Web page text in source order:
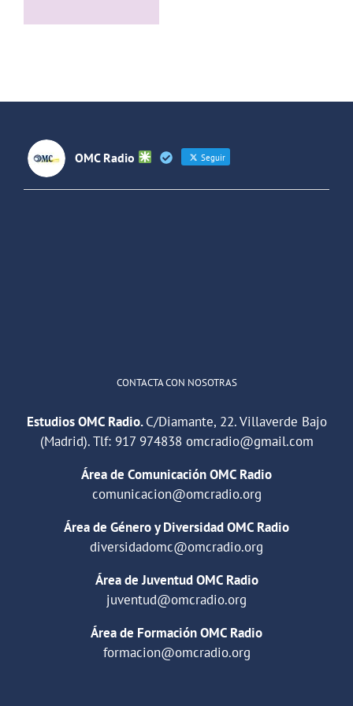
Villaverde y
OMC Radio Seguir
CONTACTA CON NOSOTRAS
Estudios OMC Radio.C/Diamante, 22. Villaverde Bajo
(Madrid). Tlf: 917 974838 omcradio@gmail.com
Área de Comunicación OMC Radio
comunicacion@omcradio.org
Área de Género y Diversidad OMC Radio
diversidadomc@omcradio.org
Área de Juventud OMC Radio
juventud@omcradio.org
Área de Formación OMC Radio
formacion@omcradio.org